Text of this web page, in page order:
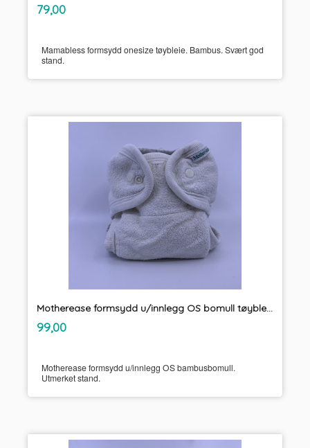
Pris
79,00mva.
Mamabless formsydd onesize tøybleie. Bambus. Svært god
stand.
Motherease formsydd u/innlegg OS bomull tøybleie
Pris
99,00mva.
Motherease formsydd u/innlegg OS bambusbomull.
Utmerket stand.